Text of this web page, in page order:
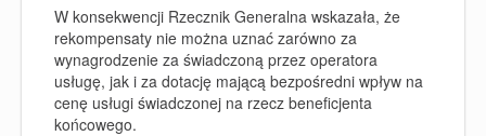
W konsekwencji Rzecznik Generalna wskazała, że
rekompensaty nie można uznać zarówno za
wynagrodzenie za świadczoną przez operatora
usługę, jak i za dotację mającą bezpośredni wpływ na
cenę usługi świadczonej na rzecz beneficjenta
końcowego.